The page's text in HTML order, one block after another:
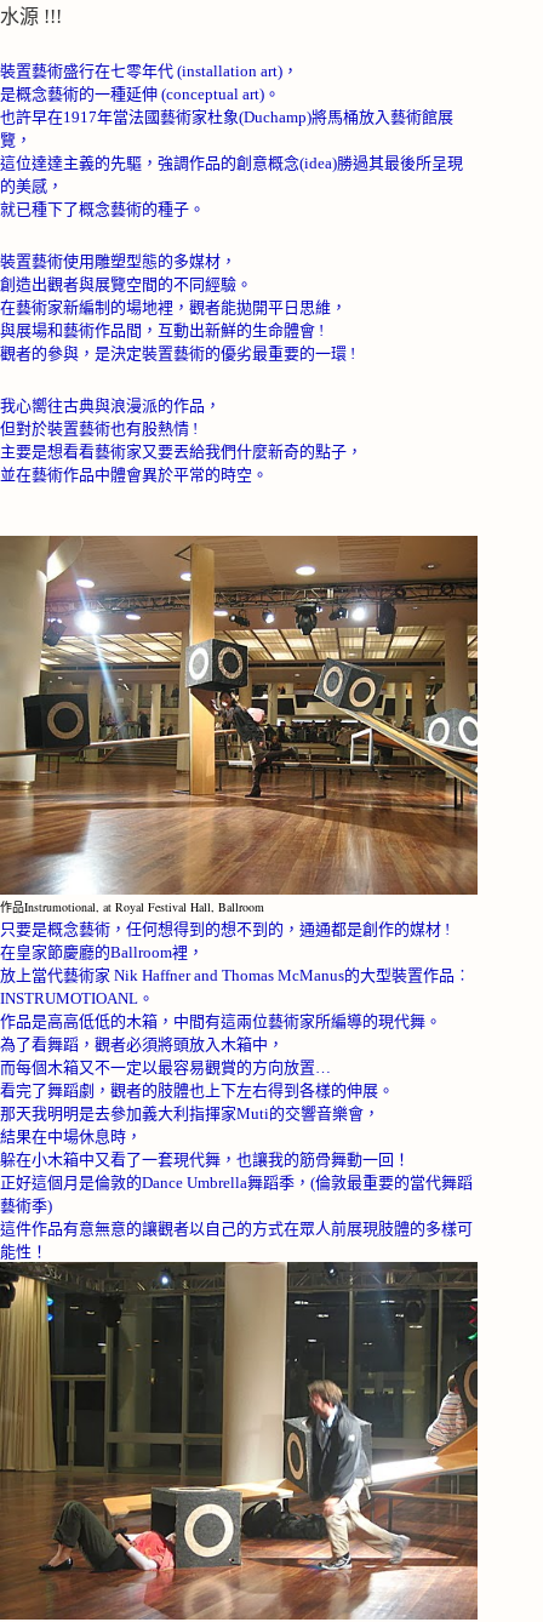
水源 !!!
裝置藝術盛行在七零年代 (installation art) ，
是概念藝術的一種延伸 (conceptual art) 。
也許早在1917年當法國藝術家杜象(Duchamp)將馬桶放入藝術館展
覽，
這位達達主義的先驅，強調作品的創意概念(idea)勝過其最後所呈現
的美感，
就已種下了概念藝術的種子。
裝置藝術使用雕塑型態的多媒材，
創造出觀者與展覽空間的不同經驗。
在藝術家新編制的場地裡，觀者能拋開平日思維，
與展場和藝術作品間，互動出新鮮的生命體會 !
觀者的參與，是決定裝置藝術的優劣最重要的一環 !
我心嚮往古典與浪漫派的作品，
但對於裝置藝術也有股熱情 !
主要是想看看藝術家又要丟給我們什麼新奇的點子，
並在藝術作品中體會異於平常的時空。
作品Instrumotional, at Royal Festival Hall, Ballroom
只要是概念藝術，任何想得到的想不到的，通通都是創作的媒材 !
在皇家節慶廳的Ballroom裡，
放上當代藝術家 Nik Haffner and Thomas McManus的大型裝置作品︰
INSTRUMOTIOANL 。
作品是高高低低的木箱，中間有這兩位藝術家所編導的現代舞。
為了看舞蹈，觀者必須將頭放入木箱中，
而每個木箱又不一定以最容易觀賞的方向放置…
看完了舞蹈劇，觀者的肢體也上下左右得到各樣的伸展。
那天我明明是去參加義大利指揮家Muti的交響音樂會，
結果在中場休息時，
躲在小木箱中又看了一套現代舞，也讓我的筋骨舞動一回！
正好這個月是倫敦的Dance Umbrella舞蹈季， (倫敦最重要的當代舞蹈
藝術季)
這件作品有意無意的讓觀者以自己的方式在眾人前展現肢體的多樣可
能性！